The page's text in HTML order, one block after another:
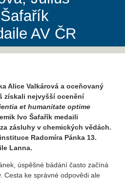
AV ČR
Alice Valkárová a oceňovaný
získali nejvyšší ocenění
et humanitate optime
Ivo Šafařík medaili
zásluhy v chemických vědách.
Radomíra Pánka 13.
Lanna.
úspěšné bádání často začíná
Cesta ke správné odpovědi ale